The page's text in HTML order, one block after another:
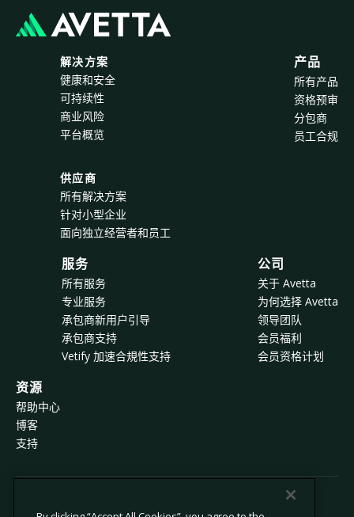
解决方案
健康和安全
可持续性
商业风险
平台概览
供应商
所有解决方案
针对小型企业
面向独立经营者和员工
产品
所有产品
资格预审
分包商
员工合规
服务
所有服务
专业服务
承包商新用户引导
承包商支持
Vetify 加速合規性支持
公司
关于 Avetta
为何选择 Avetta
领导团队
会员福利
会员资格计划
资源
帮助中心
博客
支持
© 2026 Avetta, LLC 版权所有。